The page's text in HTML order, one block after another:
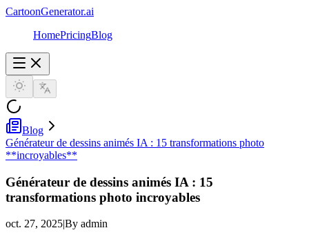
CartoonGenerator.ai
HomePricingBlog
Blog
Générateur de dessins animés IA : 15 transformations photo
**incroyables**
Générateur de dessins animés IA : 15
transformations photo incroyables
oct. 27, 2025|By admin